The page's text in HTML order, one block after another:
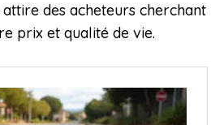
des acheteurs cherchant
prix et qualité de vie.